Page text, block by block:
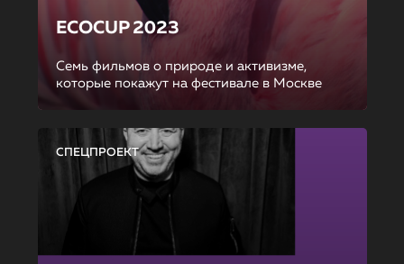
ECOCUP 2023
Семь фильмов о природе и активизме,
которые покажут на фестивале в Москве
СПЕЦПРОЕКТ